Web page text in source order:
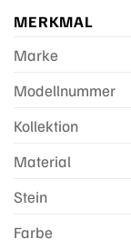
MERKMAL
Marke
Modellnummer
Kollektion
Material
Stein
Farbe